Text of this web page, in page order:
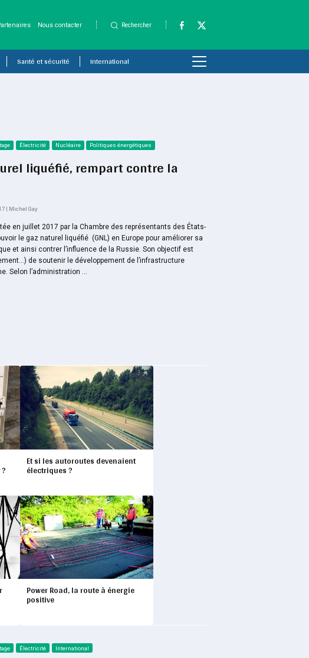
Nous contacter Rechercher
Santé et sécurité International
Électricité Nucléaire Politiques énergétiques
liquéfié, rempart contre la
| Michel Gay
en juillet 2017 par la Chambre des représentants des États-
le gaz naturel liquéfié (GNL) en Europe pour améliorer sa
et ainsi contrer l’influence de la Russie. Son objectif est
de soutenir le développement de l’infrastructure
Selon l’administration ...
Et si les autoroutes devenaient
électriques ?
Power Road, la route à énergie
positive
Électricité International